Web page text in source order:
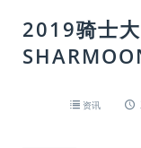
2019骑士
资讯